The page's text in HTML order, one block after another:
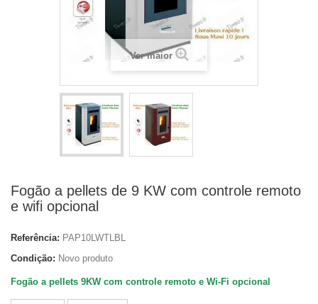
Ver maior
Fogão a pellets de 9 KW com controle remoto
e wifi opcional
Referência: PAP10LWTLBL
Condição: Novo produto
Fogão a pellets 9KW com controle remoto e Wi-Fi opcional